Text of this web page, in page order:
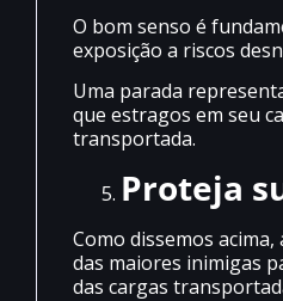
O bom senso é
exposição a riscos
Uma parada
que estragos em seu
transportada.
Proteja
Como dissemos acima,
das maiores inimigas
das cargas